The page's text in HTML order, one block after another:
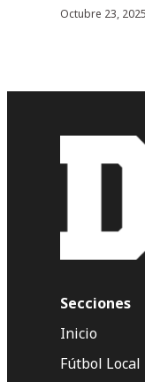
Octubre 23,
Secciones
Inicio
Fútbol Local